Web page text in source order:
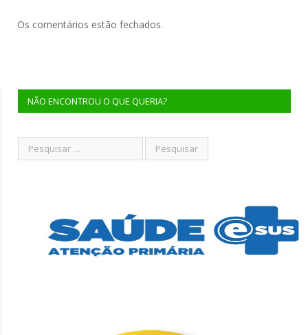
Os comentários estão fechados.
NÃO ENCONTROU O QUE QUERIA?